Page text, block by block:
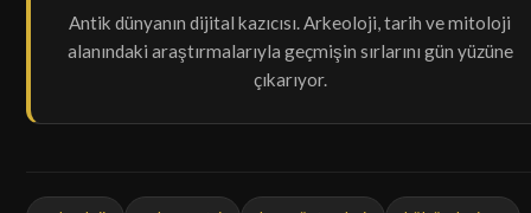
Antik dünyanın dijital kazıcısı. Arkeoloji, tarih ve mitoloji
alanındaki araştırmalarıyla geçmişin sırlarını gün yüzüne
çıkarıyor.